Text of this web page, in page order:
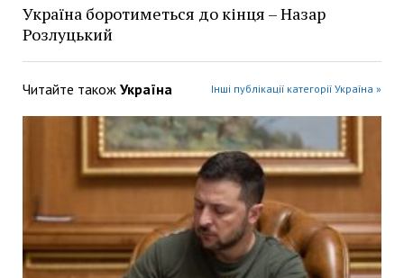
Україна боротиметься до кінця – Назар
Розлуцький
Читайте також Україна Інші публікації категорії Україна »